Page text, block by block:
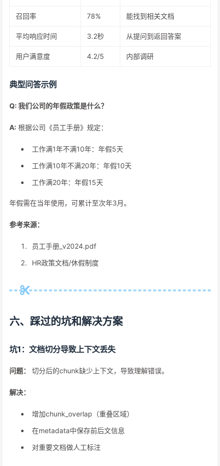
召回率 78% 能找到相关文档
平均响应时间 3.2秒 从提问到返回答案
用户满意度 4.2/5 内部调研
典型问答示例
Q: 我们公司的年假政策是什么？
A: 根据公司《员工手册》规定：
工作满1年不满10年：年假5天
工作满10年不满20年：年假10天
工作满20年：年假15天
年假需在当年使用，可累计至次年3月。
参考来源：
员工手册_v2024.pdf
HR政策文档/休假制度
六、踩过的坑和解决方案
坑1：文档切分导致上下文丢失
问题： 切分后的chunk缺少上下文，导致理解错误。
解决：
增加chunk_overlap（重叠区域）
在metadata中保存前后文信息
对重要文档做人工标注